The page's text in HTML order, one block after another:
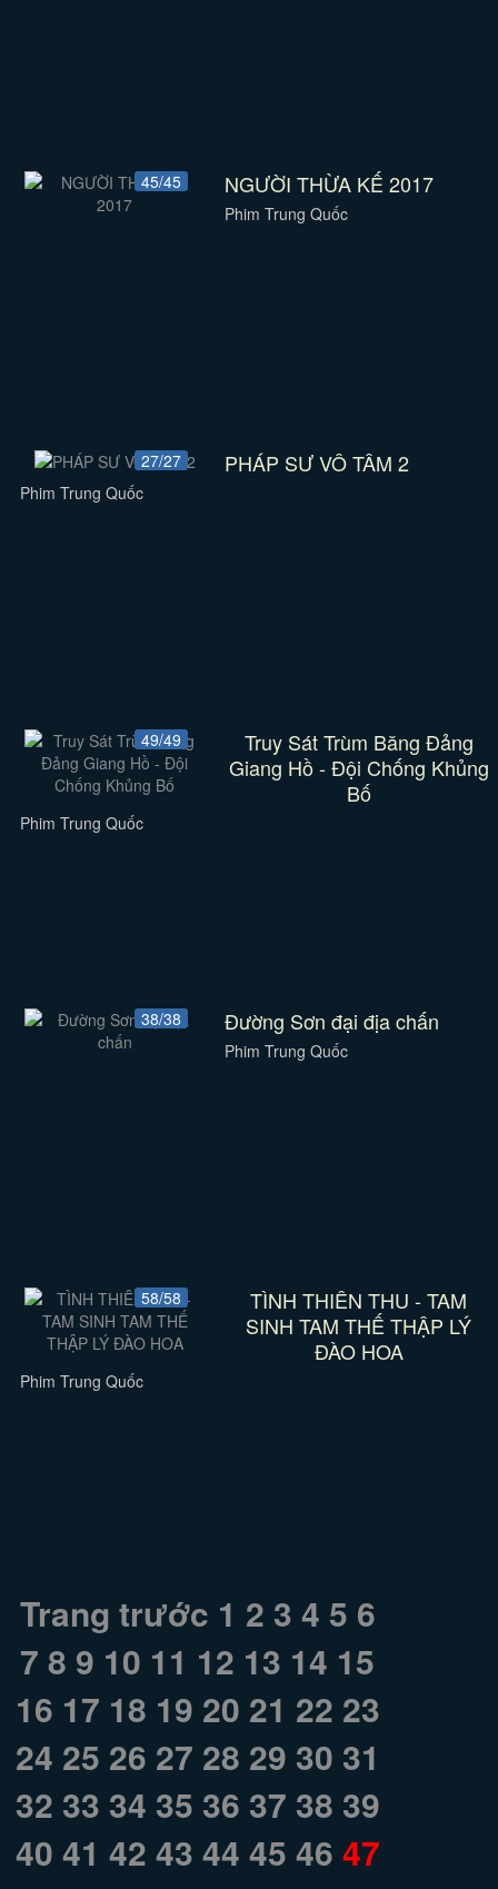
45/45 NGƯỜI THỪA KẾ 2017
Phim Trung Quốc
27/27 PHÁP SƯ VÔ TÂM 2
Phim Trung Quốc
49/49
Truy Sát Trùm Băng Đảng
Giang Hồ - Đội Chống Khủng
Bố
Phim Trung Quốc
38/38 Đường Sơn đại địa chấn
Phim Trung Quốc
58/58
TÌNH THIÊN THU - TAM
SINH TAM THẾ THẬP LÝ
ĐÀO HOA
Phim Trung Quốc
Trang trước 1 2 3 4 5 6
7 8 9 10 11 12 13 14 15
16 17 18 19 20 21 22 23
24 25 26 27 28 29 30 31
32 33 34 35 36 37 38 39
40 41 42 43 44 45 46 47